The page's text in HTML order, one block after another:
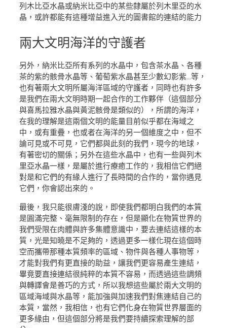
列木比亞水晶或納米比亞中的某些隸屬於列木里亞的水
晶，或許都能有這種增益進入光的圖書館的連結的能力
兩大文明海洋的守護者
另外，納米比亞所有系列的水晶中，包含茶水晶、各種
茶的紫的骸骨水晶等、葡萄紫水晶甚至少數幻影紫…等，
也有著兩大文明所屬海洋區域的守護者，同時也有許多
是我們在兩大文明時期一起合作的工作夥伴（這個部分
與喜馬拉雅水晶與黃泥骸骨是類似的），所謂的海洋，
在我的理解是這兩個文明的能量目前似乎都在海域之
中，或有重疊，也或者在海洋的另一個維度之中，但不
論可見或不可見，它們都與此刻的我們，現今的地球，
有著密切的關係；另外在這些水晶中，也有一些與列木
里亞水晶一樣，是屬於進行療癒工作的，我相信它們絕
對是和它們的有緣人進行了長時間的合作的，當你遇見
它們，你會認出來的。
最後，我只能很膚淺的說，即使我們都明白我們的本質
是圓滿完整、毫無限制的存在，但是顯化在物質世界的
我們受限在肉體與許多集體意識中，要去連結這樣的本
質，光是知曉是不足夠的，透過更多一樣化現在這個時
空而攜帶那種本質頻率的區域、物件與各種人事物等，
才能對我們有更直接的助益，讓我們更容易產生連結，
畢竟要直接連結很純粹的本質不容易，而透過這些調頻
與轉譯會是善巧的方式，所以我想這些屬於兩大文明的
區域海域與水晶等，能加強與加速我們對焦連結自己的
本質，當然，我相信，也有它們化身在物質世界層面的
更多緣由，但這個部分將是我們要持續探索理解的部